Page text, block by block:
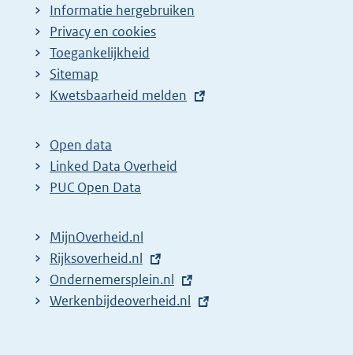
Informatie hergebruiken
Privacy en cookies
Toegankelijkheid
Sitemap
E
t
e
r
l
i
n
k
Kwetsbaarheid melden
Open data
Linked Data Overheid
PUC Open Data
MijnOverheid.nl
E
x
t
Rijksoverheid.nl
E
x
Ondernemersplein.nl
E
Werkenbijdeoverheid.nl